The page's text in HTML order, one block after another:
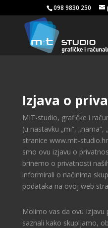
098 9830 250
Izjava o
MIT-studio, grafičke i
(u nastavku „mi“,
stranice www.mit-
smo ovu izjavu o
brinemo o privatnosti
informirali o načinima
podataka na ovoj web
Molimo vas da ovu
saznali kako skupljamo,